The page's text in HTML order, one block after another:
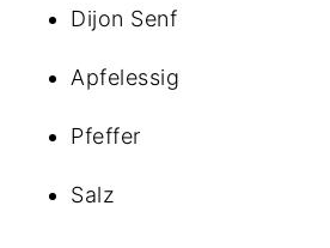
Dijon Senf
Apfelessig
Pfeffer
Salz